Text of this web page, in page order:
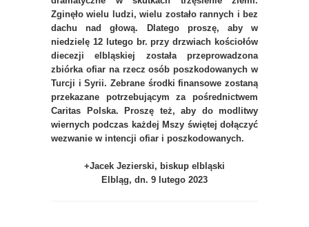
Zginęło wielu ludzi, wielu zostało rannych i bez
dachu nad głową. Dlatego proszę, aby w
niedzielę 12 lutego br. przy drzwiach kościołów
diecezji elbląskiej została przeprowadzona
zbiórka ofiar na rzecz osób poszkodowanych w
Turcji i Syrii. Zebrane środki finansowe zostaną
przekazane potrzebującym za pośrednictwem
Caritas Polska. Proszę też, aby do modlitwy
wiernych podczas każdej Mszy świętej dołączyć
wezwanie w intencji ofiar i poszkodowanych.
+Jacek Jezierski, biskup elbląski
Elbląg, dn. 9 lutego 2023